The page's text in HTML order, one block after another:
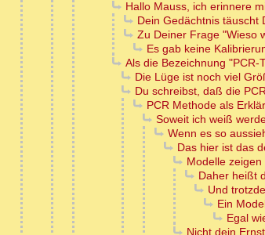
Hallo Mauss, ich erinnere
Dein Gedächtnis täuscht
Zu Deiner Frage "Wieso
Es gab keine
Als die Bezeichnung "PCR-
Die Lüge ist noch viel
Du schreibst, daß die
PCR Methode als
Soweit ich weiß
Wenn es so
Das hier ist das
Modelle
Daher heißt
Und
Ein
Egal
Nicht dein